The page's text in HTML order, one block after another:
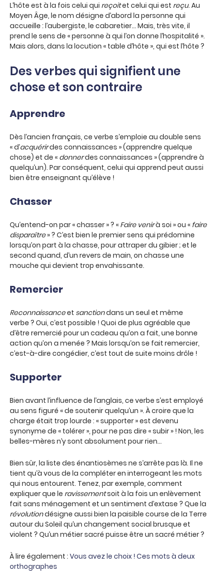
L’hôte est à la fois celui qui reçoitet celui qui est reçu. Au
Moyen Âge, le nom désigne d’abord la personne qui
accueille : l’aubergiste, le cabaretier… Mais, très vite, il
prend le sens de « personne à qui l’on donne l’hospitalité ».
Mais alors, dans la locution « table d’hôte », qui est l’hôte ?
Des verbes qui signifient une
chose et son contraire
Apprendre
Dès l’ancien français, ce verbe s’emploie au double sens
« d’acquérirdes connaissances » (apprendre quelque
chose) et de « donnerdes connaissances » (apprendre à
quelqu’un). Par conséquent, celui qui apprend peut aussi
bien être enseignant qu’élève !
Chasser
Qu’entend-on par « chasser » ? « Faire venirà soi » ou « faire
disparaître» ? C’est bien le premier sens qui prédomine
lorsqu’on part à la chasse, pour attraper du gibier ; et le
second quand, d’un revers de main, on chasse une
mouche qui devient trop envahissante.
Remercier
Reconnaissanceet sanctiondans un seul et même
verbe ? Oui, c’est possible ! Quoi de plus agréable que
d’être remercié pour un cadeau qu’on a fait, une bonne
action qu’on a menée ? Mais lorsqu’on se fait remercier,
c’est-à-dire congédier, c’est tout de suite moins drôle !
Supporter
Bien avant l’influence de l’anglais, ce verbe s’est employé
au sens figuré « de soutenir quelqu’un ». À croire que la
charge était trop lourde : « supporter » est devenu
synonyme de « tolérer », pour ne pas dire « subir » ! Non, les
belles-mères n’y sont absolument pour rien…
Bien sûr, la liste des énantiosèmes ne s’arrête pas là. Il ne
tient qu’à vous de la compléter en interrogeant les mots
qui nous entourent. Tenez, par exemple, comment
expliquer que le ravissementsoit à la fois un enlèvement
fait sans ménagement et un sentiment d’extase ? Que la
révolutiondésigne aussi bien la paisible course de la Terre
autour du Soleil qu’un changement social brusque et
violent ? Qu’un métier sacré puisse être un sacré métier ?
À lire également : Vous avez le choix ! Ces mots à deux
orthographes